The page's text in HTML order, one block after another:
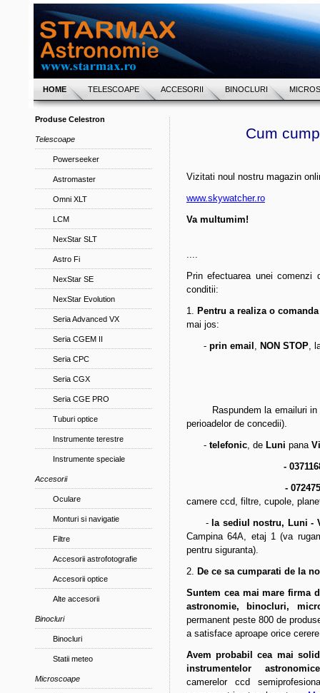
HOME TELESCOAPE ACCESORII BINOCLURI
Produse Celestron
Telescoape
Powerseeker
Astromaster
Omni XLT
LCM
NexStar SLT
Astro Fi
NexStar SE
NexStar Evolution
Seria Advanced VX
Seria CGEM II
Seria CPC
Seria CGX
Seria CGE PRO
Tuburi optice
Instrumente terestre
Instrumente speciale
Accesorii
Oculare
Monturi si navigatie
Filtre
Accesorii astrofotografie
Accesorii optice
Alte accesorii
Binocluri
Binocluri
Statii meteo
Microscoape
Cum
Vizitati noul nostru magazin
www.skywatcher.ro
Va multumim!
....
Prin efectuarea unei comenzi
conditii:
1. Pentru a realiza o comanda
mai jos:
- prin email , NON STOP,
Raspundem la emailuri in
perioadelor de concedii).
- telefonic, de Luni pana
-
-
camere ccd, filtre, cupole,
- la sediul nostru, Luni -
Campina 64A, etaj 1 (va
pentru siguranta).
2. De ce sa cumparati de la
Suntem cea mai mare firma
astronomie, binocluri,
permanent peste 800 de
a satisface aproape orice
Avem probabil cea mai
instrumentelor
camerelor ccd